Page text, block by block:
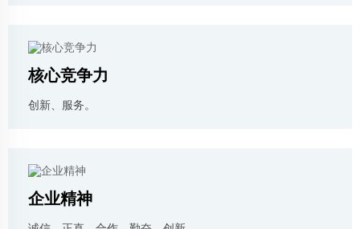
核心竞争力
创新、服务。
企业精神